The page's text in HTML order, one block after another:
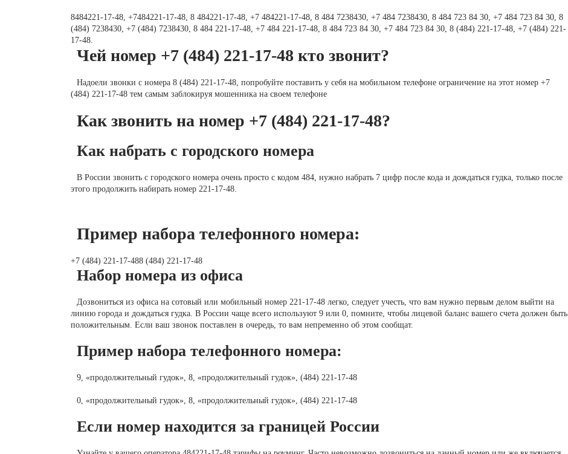
8484221-17-48, +7484221-17-48, 8 484221-17-48, +7 484221-17-48, 8 484 7238430, +7 484 7238430, 8 484 723 84 30, +7 484 723 84 30, 8
(484) 7238430, +7 (484) 7238430, 8 484 221-17-48, +7 484 221-17-48, 8 484 723 84 30, +7 484 723 84 30, 8 (484) 221-17-48, +7 (484) 221-
17-48.
Чей номер +7 (484) 221-17-48 кто звонит?
Надоели звонки с номера 8 (484) 221-17-48, попробуйте поставить у себя на мобильном телефоне ограничение на этот номер +7
(484) 221-17-48 тем самым заблокируя мошенника на своем телефоне
Как звонить на номер +7 (484) 221-17-48?
Как набрать с городского номера
В России звонить с городского номера очень просто с кодом 484, нужно набрать 7 цифр после кода и дождаться гудка, только после
этого продолжить набирать номер 221-17-48.
Пример набора телефонного номера:
+7 (484) 221-17-488 (484) 221-17-48
Набор номера из офиса
Дозвониться из офиса на сотовый или мобильный номер 221-17-48 легко, следует учесть, что вам нужно первым делом выйти на
линию города и дождаться гудка. В России чаще всего используют 9 или 0, помните, чтобы лицевой баланс вашего счета должен быть
положительным. Если ваш звонок поставлен в очередь, то вам непременно об этом сообщат.
Пример набора телефонного номера:
9, «продолжительный гудок», 8, «продолжительный гудок», (484) 221-17-48
0, «продолжительный гудок», 8, «продолжительный гудок», (484) 221-17-48
Если номер находится за границей России